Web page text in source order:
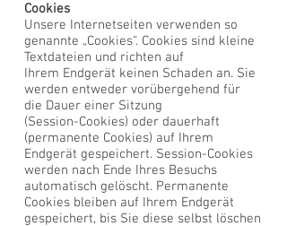
Cookies
Unsere Internetseiten verwenden so
genannte „Cookies“. Cookies sind kleine
Textdateien und richten auf
Ihrem Endgerät keinen Schaden an. Sie
werden entweder vorübergehend für
die Dauer einer Sitzung
(Session-Cookies) oder dauerhaft
(permanente Cookies) auf Ihrem
Endgerät gespeichert. Session-Cookies
werden nach Ende Ihres Besuchs
automatisch gelöscht. Permanente
Cookies bleiben auf Ihrem Endgerät
gespeichert, bis Sie diese selbst löschen